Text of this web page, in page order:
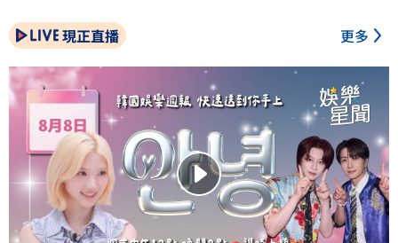
現正直播 更多